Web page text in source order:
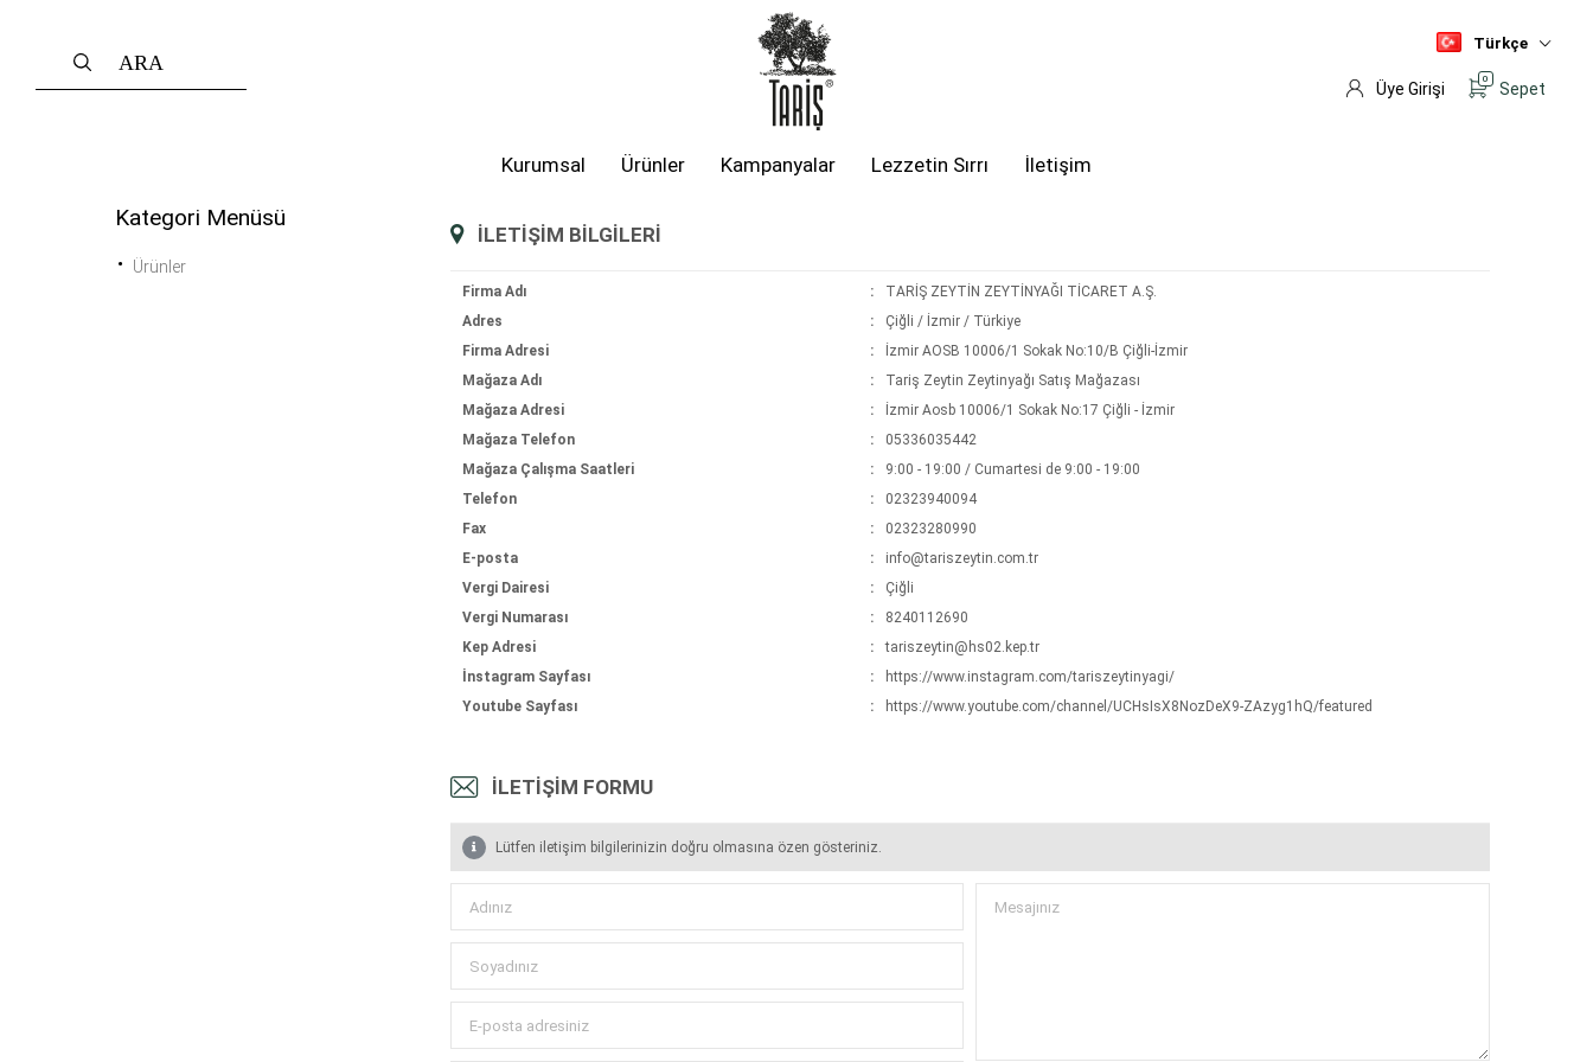
Türkçe
Sepet
0
Üye Girişi
Kurumsal Ürünler Kampanyalar Lezzetin Sırrı İletişim
Kategori Menüsü
Ürünler
İLETIŞIM BILGILERI
Firma Adı :
TARİŞ ZEYTİN ZEYTİNYAĞI TİCARET A.Ş.
Adres
:
Çiğli / İzmir / Türkiye
Firma Adresi
:
İzmir AOSB 10006/1 Sokak No:10/B Çiğli-İzmir
Mağaza Adı
:
Tariş Zeytin Zeytinyağı Satış Mağazası
Mağaza Adresi
:
İzmir Aosb 10006/1 Sokak No:17 Çiğli - İzmir
Mağaza Telefon
:
05336035442
Mağaza Çalışma Saatleri
:
9:00 - 19:00 / Cumartesi de 9:00 - 19:00
Telefon
:
02323940094
Fax
:
02323280990
E-posta
:
info@tariszeytin.com.tr
Vergi Dairesi
:
Çiğli
Vergi Numarası
:
8240112690
Kep Adresi
:
tariszeytin@hs02.kep.tr
İnstagram Sayfası
:
https://www.instagram.com/tariszeytinyagi/
Youtube Sayfası
: https://www.youtube.com/channel/UCHsIsX8NozDeX9-ZAzyg1hQ/featured
İLETIŞIM FORMU
Lütfen iletişim bilgilerinizin doğru olmasına özen gösteriniz.
Adınız
Soyadınız
E-posta adresiniz
Mesajınız